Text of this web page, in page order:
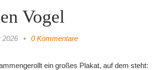
Vogel
2026 • 0 Kommentare
ein großes Plakat, auf dem steht: